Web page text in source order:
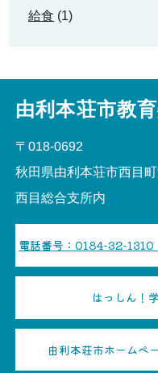
給食 (1)
由利本荘市教
〒018-0692
秋田県由利本荘市西目
西目総合支所内
電話番号：0184-32-1310
はっしん！
由利本荘市ホーム